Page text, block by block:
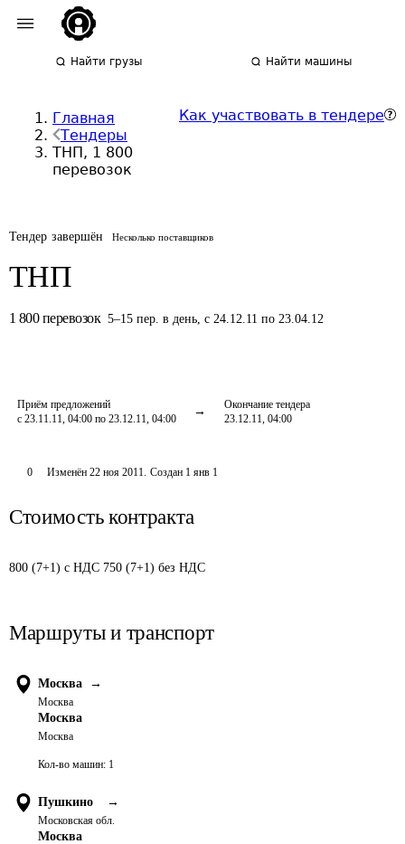
Найти грузы Найти машины
Главная
Тендеры
ТНП, 1 800
перевозок
Как участвовать в тендере
Тендер завершён Несколько поставщиков
ТНП
1 800 перевозок 5–15 пер. в день,с 24.12.11 по 23.04.12
Приём предложений
с 23.11.11, 04:00 по 23.12.11, 04:00
Окончание тендера
23.12.11, 04:00
0 Изменён 22 ноя 2011. Создан 1 янв 1
Стоимость контракта
800 (7+1) с НДС 750 (7+1) без НДС
Маршруты и транспорт
Москва →
Москва
Москва
Москва
Кол-во машин: 1
Пушкино →
Московская обл.
Москва